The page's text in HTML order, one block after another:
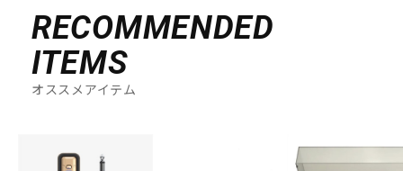
RECOMMENDED
ITEMS
オススメアイテム